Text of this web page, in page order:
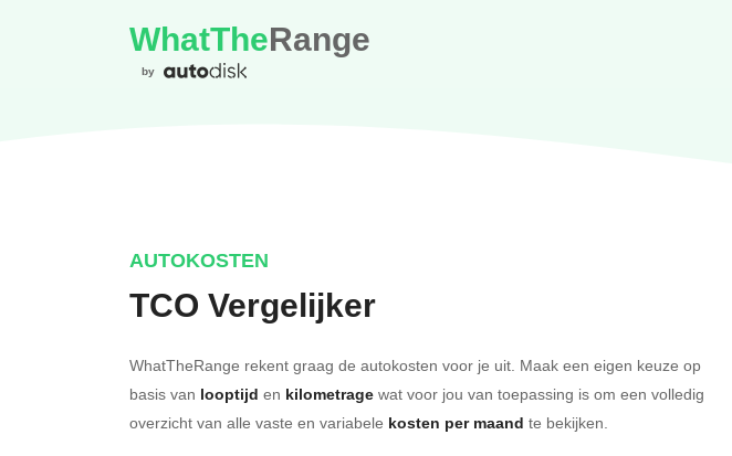
WhatTheRange
by
AUTOKOSTEN
TCO Vergelijker
WhatTheRange rekent graag de autokosten voor je uit. Maak een eigen keuze op
basis van looptijd en kilometrage wat voor jou van toepassing is om een volledig
overzicht van alle vaste en variabele kosten per maand te bekijken.